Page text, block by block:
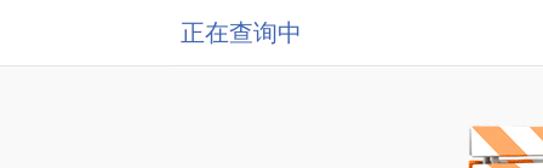
正在查询中